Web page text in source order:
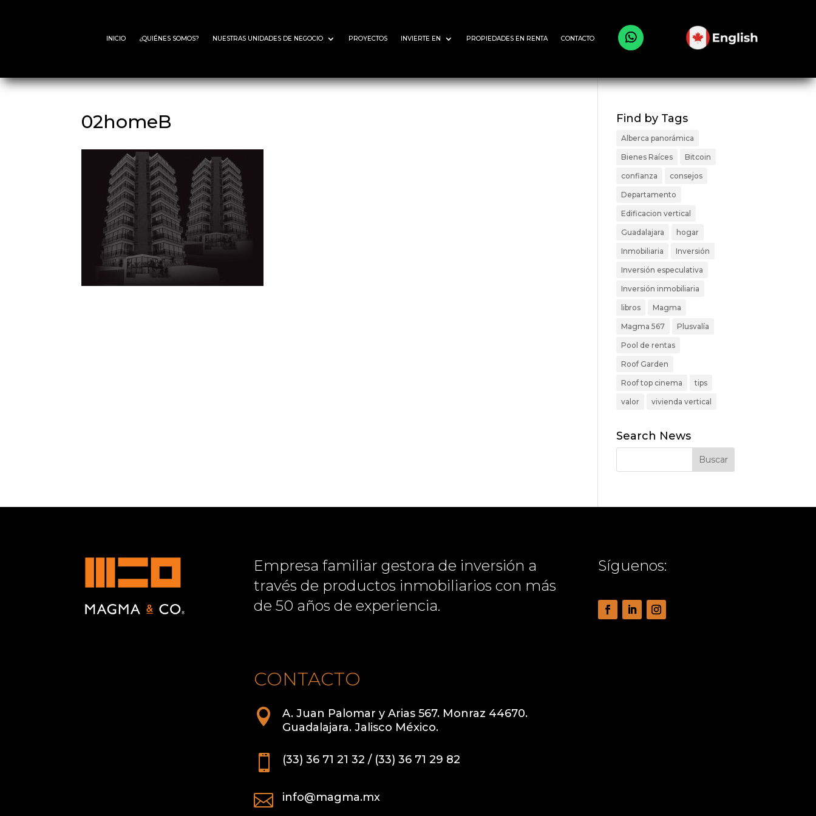
INICIO ¿QUIÉNES SOMOS? NUESTRAS UNIDADES DE NEGOCIO PROYECTOS INVIERTE EN PROPIEDADES EN RENTA CONTACTO
02homeB Find by Tags
Alberca panorámica
Bienes Raíces Bitcoin
confianza consejos
Departamento
Edificacion vertical
Guadalajara hogar
Inmobiliaria Inversión
Inversión especulativa
Inversión inmobiliaria
libros Magma
Magma 567 Plusvalía
Pool de rentas
Roof Garden
Roof top cinema tips
valor vivienda vertical
Search News
Empresa familiar gestora de inversión a
través de productos inmobiliarios con más
de 50 años de experiencia.
CONTACTO

A. Juan Palomar y Arias 567. Monraz 44670.
Guadalajara. Jalisco México.
 (33) 36 71 21 32 / (33) 36 71 29 82
 info@magma.mx
Síguenos: